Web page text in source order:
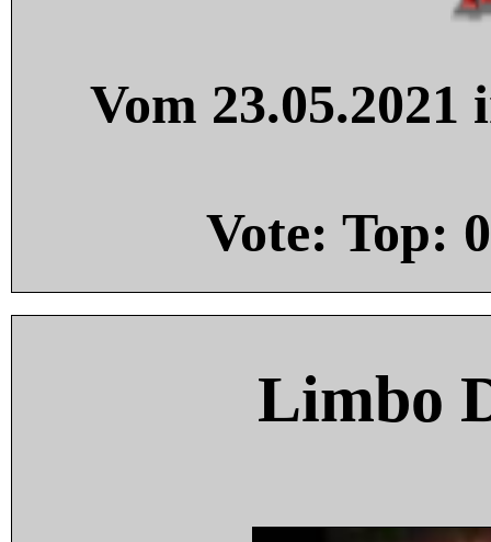
Vom
Vote: Top: 0
Limbo